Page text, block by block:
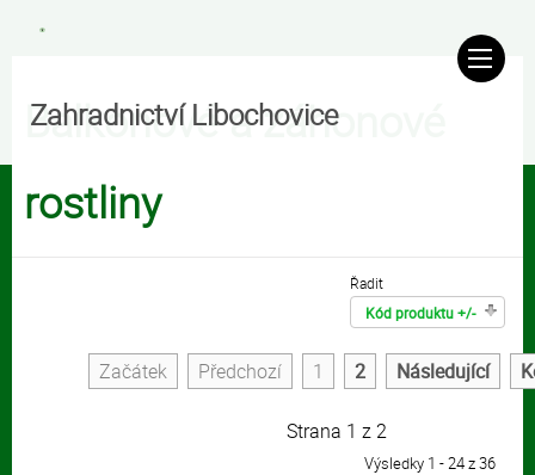
Zahradnictví Libochovice
Balkonové a záhonové
rostliny
Řadit
Kód produktu +/-
Začátek Předchozí 1 2 Následující
Strana 1 z 2
Výsledky 1 - 24 z 36